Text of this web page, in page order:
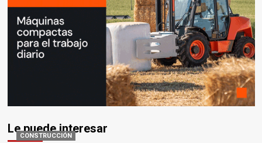
Le puede interesar
CONSTRUCCIÓN